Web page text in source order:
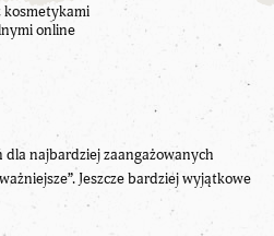
kosmetykami
online
najbardziej zaangażowanych
Jeszcze bardziej wyjątkowe